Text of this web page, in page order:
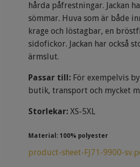
hårda påfrestningar. Jackan
sömmar. Huva som är både
krage och löstagbar, en
sidofickor. Jackan har också
ärmslut.
Passar till: För exempelvis
butik, transport och mycket
Storlekar: XS-5XL
Material : 100% polyester
product-sheet-FJ71-9900-